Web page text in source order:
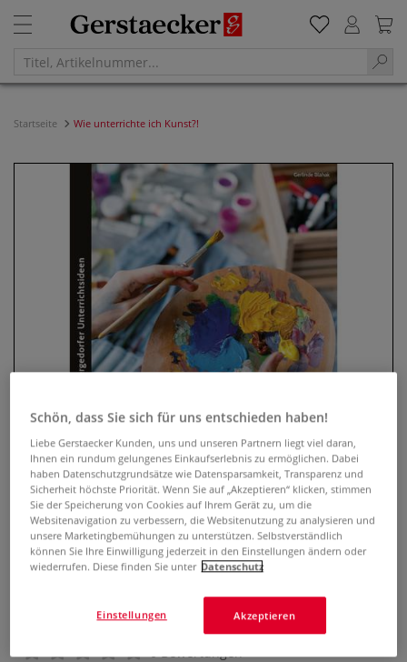
Startseite Wie unterrichte ich Kunst?!
Wie unterrichte ich Kunst?!
0 Bewertungen
Schön, dass Sie sich für uns entschieden haben!
Liebe Gerstaecker Kunden, uns und unseren Partnern liegt viel daran,
Ihnen ein rundum gelungenes Einkaufserlebnis zu ermöglichen. Dabei
haben Datenschutzgrundsätze wie Datensparsamkeit, Transparenz und
Sicherheit höchste Priorität. Wenn Sie auf „Akzeptieren“ klicken, stimmen
Sie der Speicherung von Cookies auf Ihrem Gerät zu, um die
Websitenavigation zu verbessern, die Websitenutzung zu analysieren und
unsere Marketingbemühungen zu unterstützen. Selbstverständlich
können Sie Ihre Einwilligung jederzeit in den Einstellungen ändern oder
wiederrufen. Diese finden Sie unter Datenschutz
Akzeptieren
Einstellungen